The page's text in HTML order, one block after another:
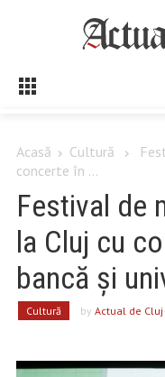
Acasă Cultură
concerte în ...
Festival de
la Cluj cu
bancă și
Cultură by Actual de Cluj